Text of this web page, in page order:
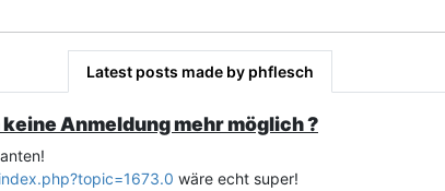
Latest posts made by phflesch
Anmeldung mehr möglich ?
wäre echt super!